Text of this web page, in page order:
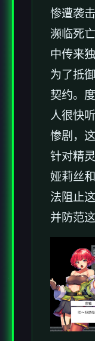
惨遭袭
濒临死
中传来
为了抵
契约。
人很快
惨剧，
针对精
娅莉丝
法阻止
并防范